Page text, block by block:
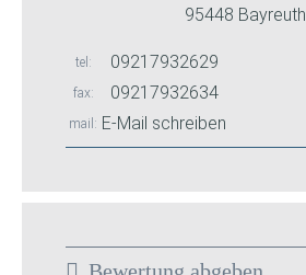
95448 Bayreuth
tel 09217932629
fax 09217932634
mail E-Mail schreiben